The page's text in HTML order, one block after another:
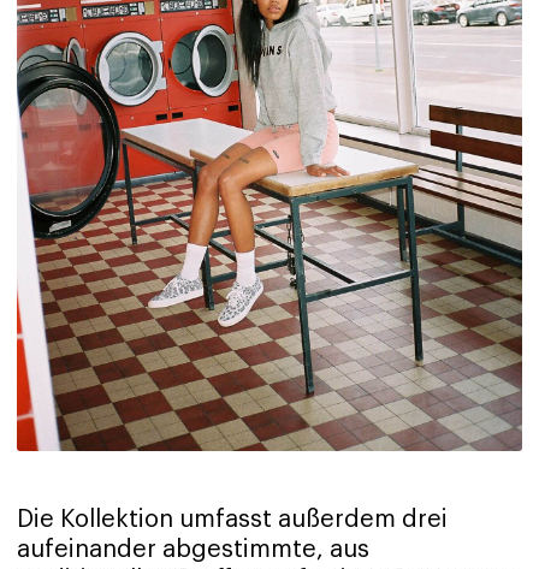
Die Kollektion umfasst außerdem drei
aufeinander abgestimmte, aus